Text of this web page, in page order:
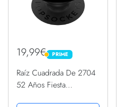
19,99€ PRIME
PRIME
Raíz Cuadrada De 2704
52 Años Fiesta